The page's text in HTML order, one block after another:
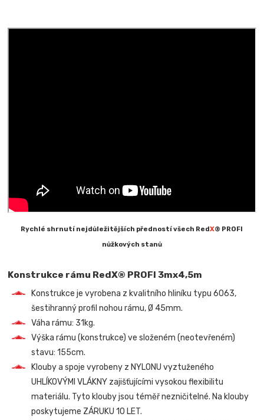
Rychlé shrnutí nejdůležitějších předností všech RedX® PROFI
nůžkových stanů
Konstrukce rámu RedX® PROFI 3mx4,5m
Konstrukce je vyrobena z kvalitního hliníku typu 6063,
šestihranný profil nohou rámu, Ø 45mm.
Váha rámu: 31kg.
Výška rámu (konstrukce) ve složeném (neotevřeném)
stavu: 155cm.
Klouby a spoje vyrobeny z NYLONU vyztuženého
UHLÍKOVÝMI VLÁKNY zajišťujícími vysokou flexibilitu
materiálu. Tyto klouby jsou téměř nezničitelné. Na klouby
poskytujeme ZÁRUKU 10 LET.